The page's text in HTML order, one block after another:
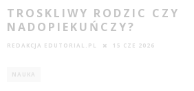
TROSKLIWY RODZIC CZY
NADOPIEKUŃCZY?
REDAKCJA EDUTORIAL.PL 15 CZE 2026
NAUKA